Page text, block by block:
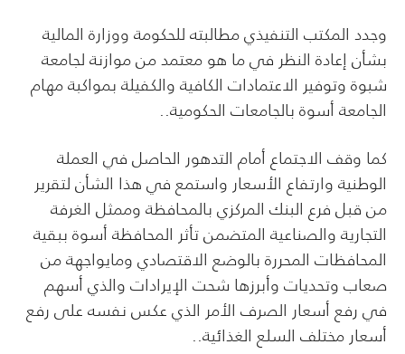
وجدد المكتب التنفيذي مطالبته للحكومة ووزارة المالية
بشأن إعادة النظر في ما هو معتمد من موازنة لجامعة
شبوة وتوفير الاعتمادات الكافية والكفيلة بمواكبة مهام
الجامعة أسوة بالجامعات الحكومية..
كما وقف الاجتماع أمام التدهور الحاصل في العملة
الوطنية وارتفاع الأسعار واستمع في هذا الشأن لتقرير
من قبل فرع البنك المركزي بالمحافظة وممثل الغرفة
التجارية والصناعية المتضمن تأثر المحافظة أسوة ببقية
المحافظات المحررة بالوضع الاقتصادي ومايواجهة من
صعاب وتحديات وأبرزها شحت الإيرادات والذي أسهم
في رفع أسعار الصرف الأمر الذي عكس نفسه على رفع
أسعار مختلف السلع الغذائية..